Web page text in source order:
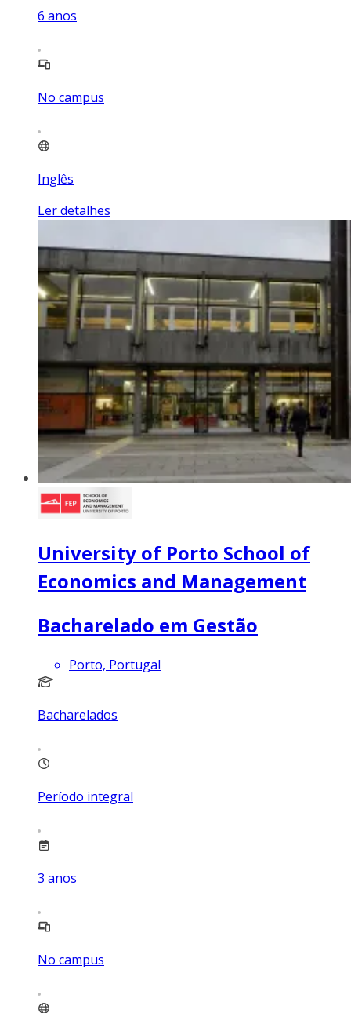
6 anos
No campus
Inglês
Ler detalhes
University of Porto School of
Economics and Management
Bacharelado em Gestão
Porto, Portugal
Bacharelados
Período integral
3 anos
No campus